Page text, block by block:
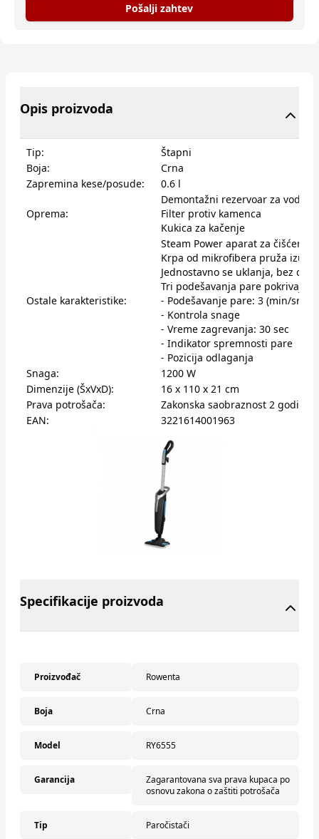
Pošalji zahtev
Opis proizvoda
Tip:
Štapni
Boja:
Crna
Zapremina kese/posude:
0.6 l
Oprema:
Demontažni rezervoar za vodu
Filter protiv kamenca
Kukica za kačenje
Ostale karakteristike:
Steam Power aparat za
Krpa od mikrofibera pruža
Jednostavno se uklanja, bez
Tri podešavanja pare pokrivaju
- Podešavanje pare: 3 (min/
- Kontrola snage
- Vreme zagrevanja: 30 sec
- Indikator spremnosti pare
- Pozicija odlaganja
Snaga:
1200 W
Dimenzije (ŠxVxD):
16 x 110 x 21 cm
Prava potrošača:
Zakonska saobraznost 2 godine
EAN:
3221614001963
Specifikacije proizvoda
Proizvođač Rowenta
Boja Crna
Model RY6555
Garancija
Zagarantovana sva prava kupaca po
osnovu zakona o zaštiti potrošača
Tip Paročistači